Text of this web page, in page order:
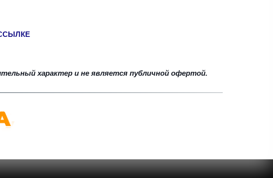
характер и не является публичной офертой.